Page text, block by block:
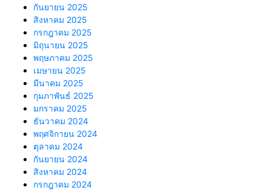
กันยายน 2025
สิงหาคม 2025
กรกฎาคม 2025
มิถุนายน 2025
พฤษภาคม 2025
เมษายน 2025
มีนาคม 2025
กุมภาพันธ์ 2025
มกราคม 2025
ธันวาคม 2024
พฤศจิกายน 2024
ตุลาคม 2024
กันยายน 2024
สิงหาคม 2024
กรกฎาคม 2024